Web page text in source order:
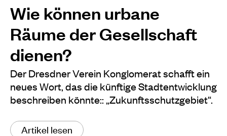
Wie können urbane
Räume der Gesellschaft
dienen?
Der Dresdner Verein Konglomerat schafft ein
neues Wort, das die künftige Stadtentwicklung
beschreiben könnte:: „Zukunftsschutzgebiet“.
Artikel lesen